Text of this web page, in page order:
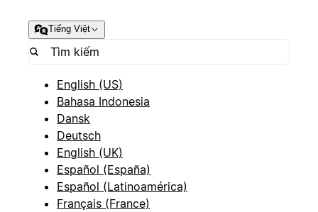
Tiếng Việt
English (US)
Bahasa Indonesia
Dansk
Deutsch
English (UK)
Español (España)
Español (Latinoamérica)
Français (France)